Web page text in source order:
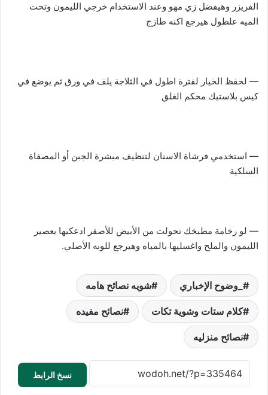
الفريزر وهيفضل زي مهو وعند الاستخدام خرجي الليمون وتحت
الميه علطول هيرجع اكنه طازج
— لحفظ الخيار لفترة اطول في الثلاجة يلف في ورق ثم يوضع في
كيس بلاستيك محكم الغلق
— استخدمي فرشاة الاسنان لتنظيف مبشرة الجبن أو المصفاة
السلكية
— لو رخامة مطبخك تحولت من الأبيض للأصفر ادعكيها بعصير
الليمون والملح واغسليها بالمياه وهيرجع للونه الأصلي.
_وضوح الإخباري شويه نصائح هامه
كلام ستات وشوية تكات نصائح مفيده
نصائح منزليه
نسخ الرابط